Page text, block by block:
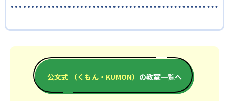
中学生・高校生
部活や習い事と両立したい生徒向け
KUMONでは、一人ひとりの学習状況やスケジュールに合わせ
て、きめ細やかにカリキュラムを調整している。
宿題の量や進め方に関しては、いつでも気軽に相談可能だ。
限られるため、その他の教科に関しては他塾を検討する必要が
あるだろう。
公文式 （くもん・KUMON） の教室一覧へ